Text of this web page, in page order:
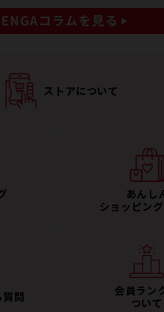
ストアについて
あんし
ショッピン
問
会員ラン
ついて